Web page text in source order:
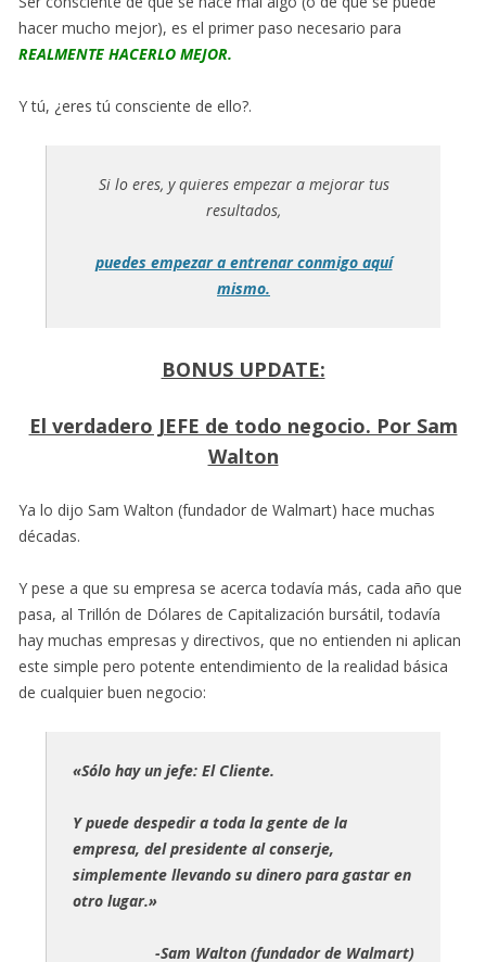
hacer mucho mejor), es el primer paso necesario para
REALMENTE HACERLO MEJOR.
Y tú, ¿eres tú consciente de ello?.
Si lo eres, y quieres empezar a mejorar tus
resultados,
puedes empezar a entrenar conmigo aquí
mismo.
BONUS UPDATE:
El verdadero JEFE de todo negocio. Por Sam
Walton
Ya lo dijo Sam Walton (fundador de Walmart) hace muchas
décadas.
Y pese a que su empresa se acerca todavía más, cada año que
pasa, al Trillón de Dólares de Capitalización bursátil, todavía
hay muchas empresas y directivos, que no entienden ni aplican
este simple pero potente entendimiento de la realidad básica
de cualquier buen negocio:
«Sólo hay un jefe: El Cliente.
Y puede despedir a toda la gente de la
empresa, del presidente al conserje,
simplemente llevando su dinero para gastar en
otro lugar.»
-Sam Walton (fundador de Walmart)